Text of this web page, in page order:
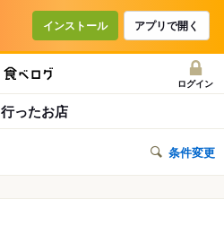
インストール アプリで開く
ログイン
行ったお店
条件変更